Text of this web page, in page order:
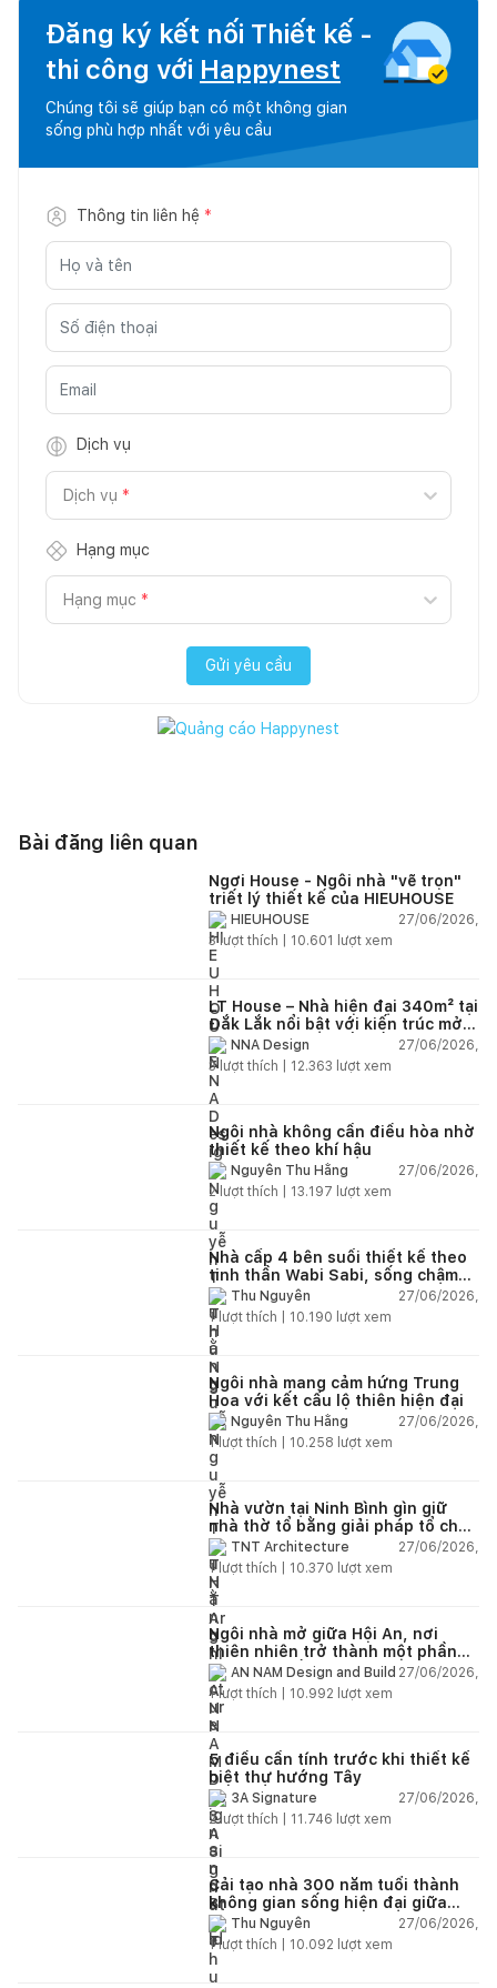
Đăng ký kết nối Thiết kế -
thi công với Happynest
Chúng tôi sẽ giúp bạn có một không gian
sống phù hợp nhất với yêu cầu
Thông tin liên hệ *
Dịch vụ
Dịch vụ *
Hạng mục
Hạng mục *
Gửi yêu cầu
Bài đăng liên quan
Ngơi House - Ngôi nhà "vẽ trọn"
triết lý thiết kế của HIEUHOUSE
HIEUHOUSE
27/06/2026,
3lượt thích | 10.601 lượt xem
LT House – Nhà hiện đại 340m² tại
Đắk Lắk nổi bật với kiến trúc mở
và hệ sân vườn kết nối thiên
nhiên
NNA Design
27/06/2026,
3lượt thích | 12.363 lượt xem
Ngôi nhà không cần điều hòa nhờ
thiết kế theo khí hậu
Nguyễn Thu Hằng
27/06/2026,
2lượt thích | 13.197 lượt xem
Nhà cấp 4 bên suối thiết kế theo
tinh thần Wabi Sabi, sống chậm
giữa thiên nhiên
Thu Nguyễn
27/06/2026,
1lượt thích | 10.190 lượt xem
Ngôi nhà mang cảm hứng Trung
Hoa với kết cấu lộ thiên hiện đại
Nguyễn Thu Hằng
27/06/2026,
1lượt thích | 10.258 lượt xem
Nhà vườn tại Ninh Bình gìn giữ
nhà thờ tổ bằng giải pháp tổ chức
lại không gian
TNT Architecture
27/06/2026,
1lượt thích | 10.370 lượt xem
Ngôi nhà mở giữa Hội An, nơi
thiên nhiên trở thành một phần
của cuộc sống
AN NAM Design and Build 27/06/2026,
1lượt thích | 10.992 lượt xem
5 điều cần tính trước khi thiết kế
biệt thự hướng Tây
3A Signature
27/06/2026,
2lượt thích | 11.746 lượt xem
Cải tạo nhà 300 năm tuổi thành
không gian sống hiện đại giữa
thiên nhiên
Thu Nguyễn
27/06/2026,
1lượt thích | 10.092 lượt xem